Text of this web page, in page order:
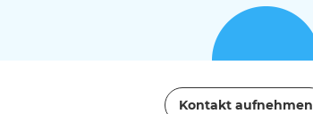
Kontakt aufnehmen